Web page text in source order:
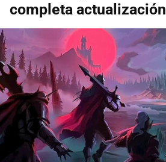
completa actualización